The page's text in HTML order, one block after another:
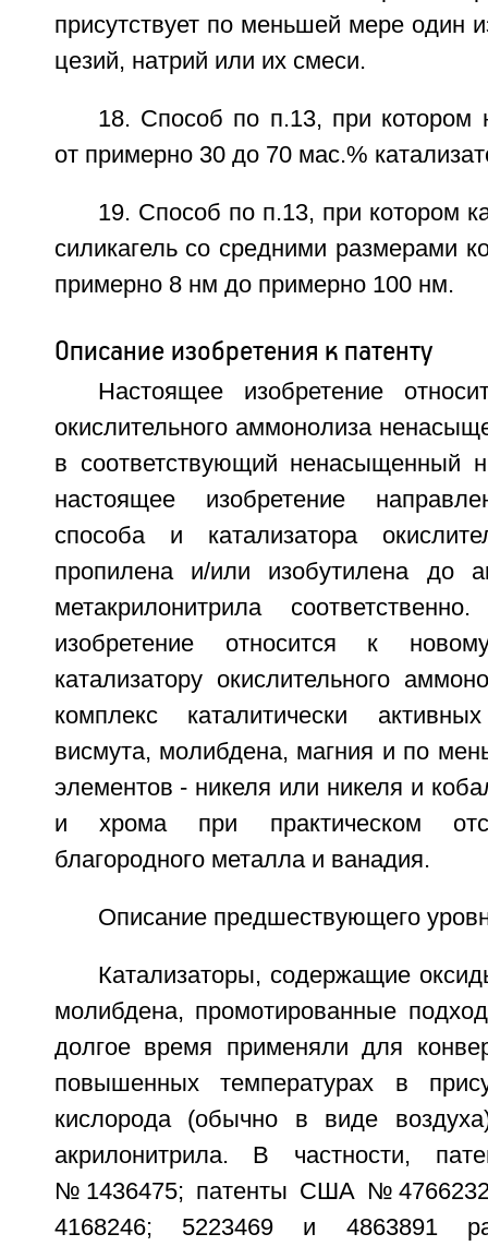
присутствует по меньшей мере один
цезий, натрий или их смеси.
18. Способ по п.13, при котором
от примерно 30 до 70 мас.%
19. Способ по п.13, при котором
силикагель со средними размерами
примерно 8 нм до примерно 100 нм.
Описание изобретения к патенту
Настоящее изобретение
окислительного аммонолиза
в соответствующий ненасыщенный
настоящее изобретение
способа и катализатора
пропилена и/или изобутилена до
метакрилонитрила
изобретение относится к
катализатору окислительного
комплекс каталитически
висмута, молибдена, магния и по
элементов - никеля или никеля и
и хрома при практическом
благородного металла и ванадия.
Описание предшествующего
Катализаторы, содержащие
молибдена, промотированные
долгое время применяли для
повышенных температурах в
кислорода (обычно в виде
акрилонитрила. В частности,
№1436475; патенты США
4168246; 5223469 и 4863891